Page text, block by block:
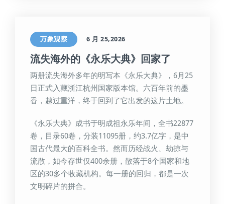
万象观察 6 月 25,2026
流失海外的《永乐大典》回家了
两册流失海外多年的明写本《永乐大典》，6月25
日正式入藏浙江杭州国家版本馆。六百年前的墨
香，越过重洋，终于回到了它出发的这片土地。
《永乐大典》成书于明成祖永乐年间，全书22877
卷，目录60卷，分装11095册，约3.7亿字，是中
国古代最大的百科全书。然而历经战火、劫掠与
流散，如今存世仅400余册，散落于8个国家和地
区的30多个收藏机构。每一册的回归，都是一次
文明碎片的拼合。